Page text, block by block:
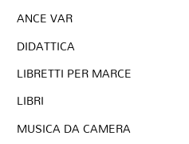
ANCE VAR
DIDATTICA
LIBRETTI PER MARCE
LIBRI
MUSICA DA CAMERA